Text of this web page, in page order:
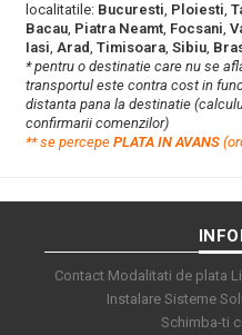
localitatile: Bucuresti, Ploiesti,
Bacau, Piatra Neamt, Focsani,
Iasi, Arad, Timisoara, Sibiu,
* pentru o destinatie care nu se
transportul este contra cost in
distanta pana la destinatie
confirmarii comenzilor)
**se percepe PLATA IN AVANS
Contact Modalitati de plata
Instalare Sisteme
Schimba-ti